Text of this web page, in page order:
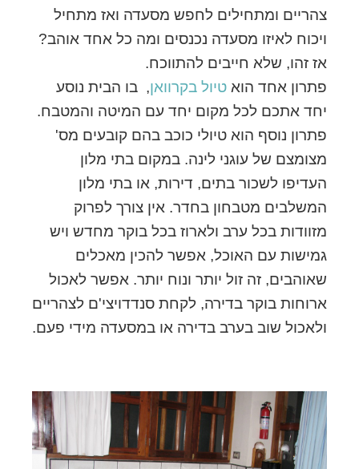
צהריים ומתחילים לחפש מסעדה ואז מתחיל
ויכוח לאיזו מסעדה נכנסים ומה כל אחד אוהב?
אז זהו, שלא חייבים להתווכח.
פתרון אחד הוא טיול בקרוואן, בו הבית נוסע
יחד אתכם לכל מקום יחד עם המיטה והמטבח.
פתרון נוסף הוא טיולי כוכב בהם קובעים מס'
מצומצם של עוגני לינה. במקום בתי מלון
העדיפו לשכור בתים, דירות, או בתי מלון
המשלבים מטבחון בחדר. אין צורך לפרוק
מזוודות בכל ערב ולארוז בכל בוקר מחדש ויש
גמישות עם האוכל, אפשר להכין מאכלים
שאוהבים, זה זול יותר ונוח יותר. אפשר לאכול
ארוחות בוקר בדירה, לקחת סנדדויצי'ם לצהריים
ולאכול שוב בערב בדירה או במסעדה מידי פעם.